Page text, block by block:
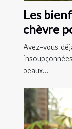
Les
chèvre
Avez-vous
peaux...